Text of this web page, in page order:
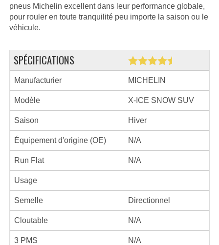
pneus Michelin excellent dans leur performance globale,
pour rouler en toute tranquilité peu importe la saison ou le
véhicule.
SPÉCIFICATIONS
Manufacturier MICHELIN
Modèle X-ICE SNOW SUV
Saison Hiver
Équipement d'origine (OE) N/A
Run Flat N/A
Usage
Semelle Directionnel
Cloutable N/A
3 PMS N/A